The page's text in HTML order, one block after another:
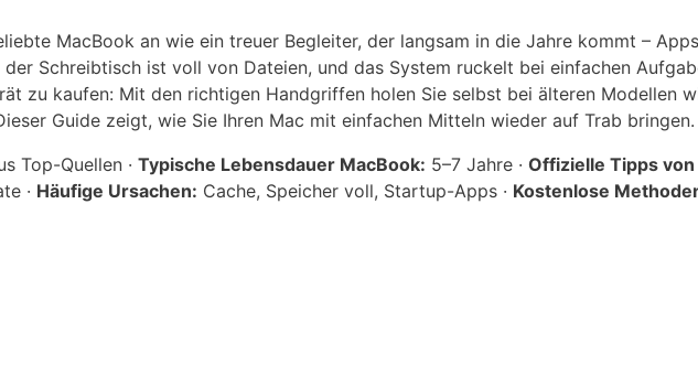
MacBook an wie ein treuer Begleiter, der langsam in die Jahre kommt – Apps
Schreibtisch ist voll von Dateien, und das System ruckelt bei einfachen
zu kaufen: Mit den richtigen Handgriffen holen Sie selbst bei älteren Modellen
Guide zeigt, wie Sie Ihren Mac mit einfachen Mitteln wieder auf Trab bringen.
Top-Quellen · Typische Lebensdauer MacBook: 5–7 Jahre · Offizielle Tipps
· Häufige Ursachen: Cache, Speicher voll, Startup-Apps · Kostenlose